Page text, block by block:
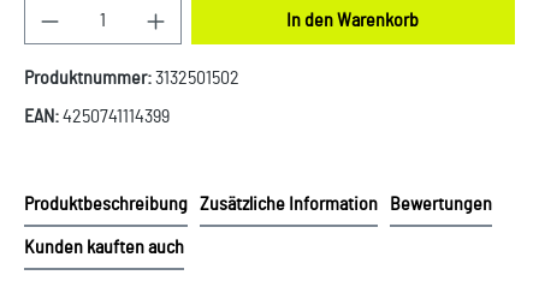
Produkt Anzahl: Gib den gewünschten Wert ein
In den Warenkorb
Produktnummer:3132501502
EAN:4250741114399
Produktbeschreibung Zusätzliche Information Bewertungen
Kunden kauften auch